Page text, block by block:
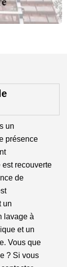
un
présence
est recouverte
de
un
lavage à
et un
Vous que
? Si vous